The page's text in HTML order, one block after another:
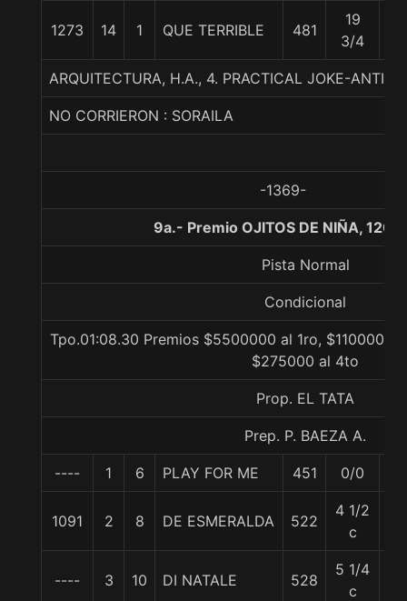
1273 14 1 QUE TERRIBLE 481
19
3/4
ARQUITECTURA, H.A., 4. PRACTICAL JOKE-
NO CORRIERON : SORAILA
-1369-
9a.- Premio OJITOS DE NIÑA,
Pista Normal
Condicional
Tpo.01:08.30 Premios $5500000 al 1ro, $1100000
$275000 al 4to
Prop. EL TATA
Prep. P. BAEZA A.
---- 1 6 PLAY FOR ME 451 0/0
1091 2 8 DE ESMERALDA 522
4 1/2
c
---- 3 10 DI NATALE 528
5 1/4
c